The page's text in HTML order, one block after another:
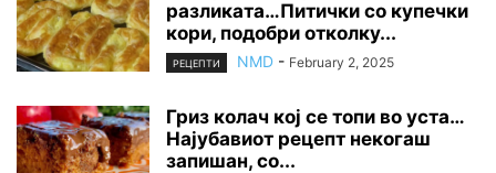
разликата…Питички со купечки
кори, подобри отколку...
РЕЦЕПТИ NMD - February 2, 2025
Гриз колач кој се топи во уста…
Најубавиот рецепт некогаш
запишан, со...